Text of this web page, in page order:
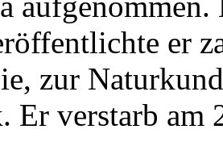
er
zur
Er verstarb